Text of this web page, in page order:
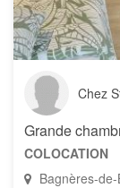
Chez
Grande
COLOCATION
Bagnères-